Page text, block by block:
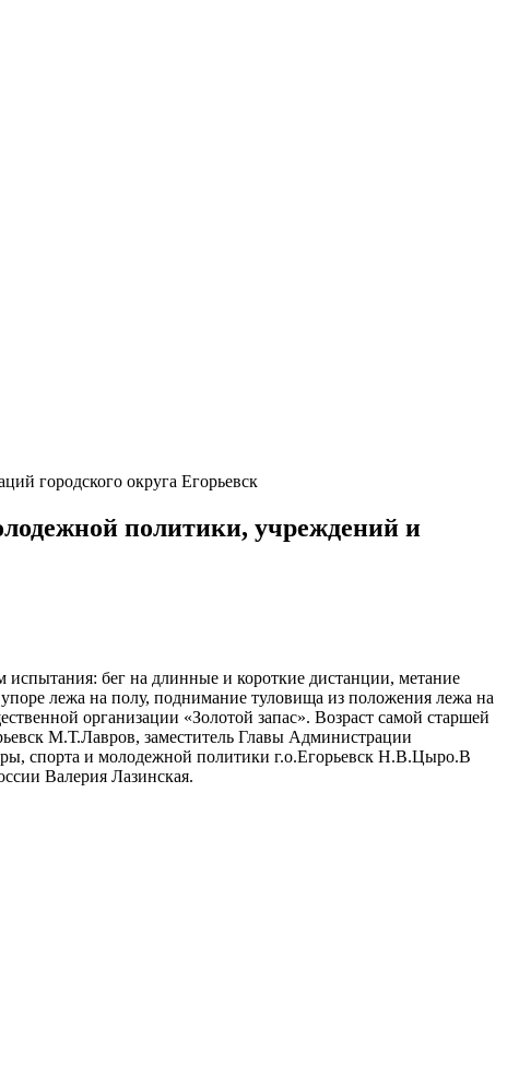
политики, учреждений и
бег на длинные и короткие дистанции, метание
лежа на полу, поднимание туловища из положения лежа на
организации «Золотой запас». Возраст самой старшей
М.Т.Лавров, заместитель Главы Администрации
спорта и молодежной политики г.о.Егорьевск Н.В.Цыро.В
Валерия Лазинская.